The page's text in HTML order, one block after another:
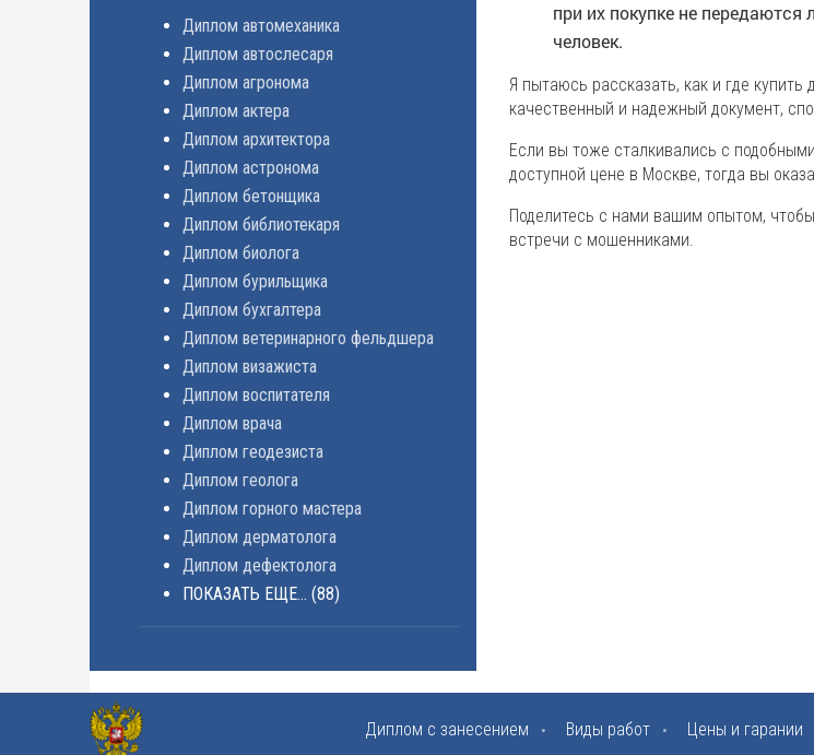
Диплом автомеханика
Диплом автослесаря
Диплом агронома
Диплом актера
Диплом архитектора
Диплом астронома
Диплом бетонщика
Диплом библиотекаря
Диплом биолога
Диплом бурильщика
Диплом бухгалтера
Диплом ветеринарного фельдшера
Диплом визажиста
Диплом воспитателя
Диплом врача
Диплом геодезиста
Диплом геолога
Диплом горного мастера
Диплом дерматолога
Диплом дефектолога
ПОКАЗАТЬ ЕЩЕ... (88)
при их покупке не
человек.
Я пытаюсь рассказать, как и где
качественный и надежный документ,
Если вы тоже сталкивались с
доступной цене в Москве, тогда вы
Поделитесь с нами вашим опытом,
встречи с мошенниками.
Диплом с занесением Виды работ Цены и гарании